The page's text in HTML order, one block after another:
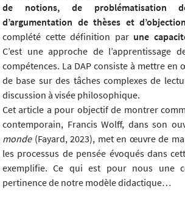
de notions, de problématisation
d’argumentation de thèses et
complété cette définition par une
C’est une approche de l’apprentissage
compétences. La DAP consiste à mettre en
de base sur des tâches complexes de
discussion à visée philosophique.
Cet article a pour objectif de montrer
contemporain, Francis Wolff, dans son
monde(Fayard, 2023), met en œuvre de
les processus de pensée évoqués dans
exemplifie. Ce qui est pour nous une
pertinence de notre modèle didactique…